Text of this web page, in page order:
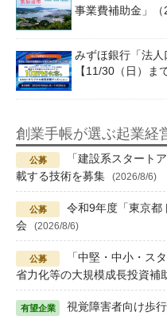
事業費補助金」（
みずほ銀行「法人
【11/30（日）ま
創業手帳が選ぶ起業経
「建設系スタート
載する技術を募集
(2026/8/6)
令和9年度「東京都
会
(2026/8/6)
「中堅・中小・ス
省力化等の大規模成長投資補
視覚障害者向け歩